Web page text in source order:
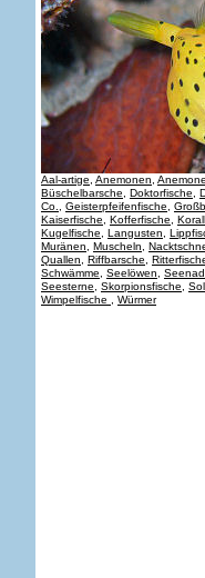
Aal-artige Anemonen
Büschelbarsche
Doktorfische
Co.
Geisterpfeifenfische
Kaiserfische
Kofferfische
Kugelfische
Langusten
Muränen
Muscheln
Quallen
Riffbarsche
Schwämme
Seelöwen
Seesterne
Skorpionsfische
Wimpelfische
Würmer